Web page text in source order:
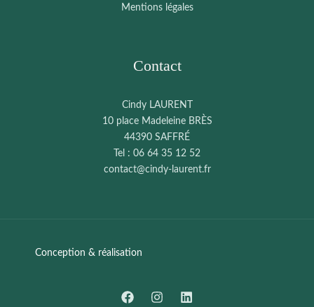
Mentions légales
Contact
Cindy LAURENT
10 place Madeleine BRÈS
44390 SAFFRÉ
Tel : 06 64 35 12 52
contact@cindy-laurent.fr
Conception & réalisation